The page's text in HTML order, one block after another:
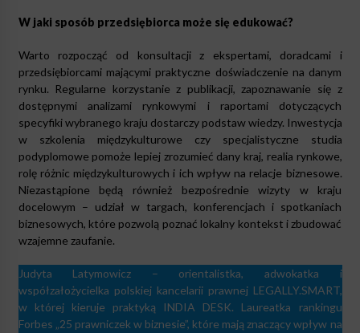
W jaki sposób przedsiębiorca może się edukować?
Warto rozpocząć od konsultacji z ekspertami, doradcami i
przedsiębiorcami mającymi praktyczne doświadczenie na danym
rynku. Regularne korzystanie z publikacji, zapoznawanie się z
dostępnymi analizami rynkowymi i raportami dotyczących
specyfiki wybranego kraju dostarczy podstaw wiedzy. Inwestycja
w szkolenia międzykulturowe czy specjalistyczne studia
podyplomowe pomoże lepiej zrozumieć dany kraj, realia rynkowe,
rolę różnic międzykulturowych i ich wpływ na relacje biznesowe.
Niezastąpione będą również bezpośrednie wizyty w kraju
docelowym – udział w targach, konferencjach i spotkaniach
biznesowych, które pozwolą poznać lokalny kontekst i zbudować
wzajemne zaufanie.
Judyta Latymowicz – orientalistka, adwokatka i
współzałożycielka polskiej kancelarii prawnej LEGALLY.SMART,
w której kieruje praktyką INDIA DESK. Laureatka rankingu
Forbes „25 prawniczek w biznesie”, które mają znaczący wpływ na